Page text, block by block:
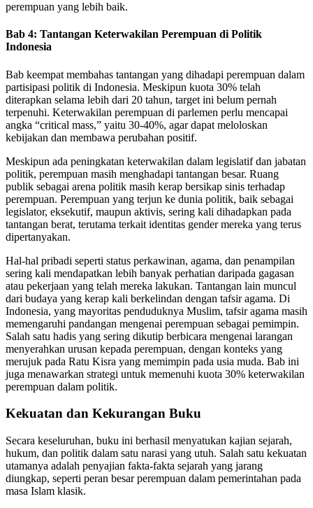
perempuan yang lebih baik.
Bab 4: Tantangan Keterwakilan Perempuan di Politik
Indonesia
Bab keempat membahas tantangan yang dihadapi perempuan dalam
partisipasi politik di Indonesia. Meskipun kuota 30% telah
diterapkan selama lebih dari 20 tahun, target ini belum pernah
terpenuhi. Keterwakilan perempuan di parlemen perlu mencapai
angka “critical mass,” yaitu 30-40%, agar dapat meloloskan
kebijakan dan membawa perubahan positif.
Meskipun ada peningkatan keterwakilan dalam legislatif dan jabatan
politik, perempuan masih menghadapi tantangan besar. Ruang
publik sebagai arena politik masih kerap bersikap sinis terhadap
perempuan. Perempuan yang terjun ke dunia politik, baik sebagai
legislator, eksekutif, maupun aktivis, sering kali dihadapkan pada
tantangan berat, terutama terkait identitas gender mereka yang terus
dipertanyakan.
Hal-hal pribadi seperti status perkawinan, agama, dan penampilan
sering kali mendapatkan lebih banyak perhatian daripada gagasan
atau pekerjaan yang telah mereka lakukan. Tantangan lain muncul
dari budaya yang kerap kali berkelindan dengan tafsir agama. Di
Indonesia, yang mayoritas penduduknya Muslim, tafsir agama masih
memengaruhi pandangan mengenai perempuan sebagai pemimpin.
Salah satu hadis yang sering dikutip berbicara mengenai larangan
menyerahkan urusan kepada perempuan, dengan konteks yang
merujuk pada Ratu Kisra yang memimpin pada usia muda. Bab ini
juga menawarkan strategi untuk memenuhi kuota 30% keterwakilan
perempuan dalam politik.
Kekuatan dan Kekurangan Buku
Secara keseluruhan, buku ini berhasil menyatukan kajian sejarah,
hukum, dan politik dalam satu narasi yang utuh. Salah satu kekuatan
utamanya adalah penyajian fakta-fakta sejarah yang jarang
diungkap, seperti peran besar perempuan dalam pemerintahan pada
masa Islam klasik.